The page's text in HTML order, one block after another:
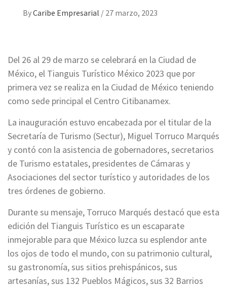
ByCaribe Empresarial / 27 marzo, 2023
Del 26 al 29 de marzo se celebrará en la Ciudad de
México, el Tianguis Turístico México 2023 que por
primera vez se realiza en la Ciudad de México teniendo
como sede principal el Centro Citibanamex.
La inauguración estuvo encabezada por el titular de la
Secretaría de Turismo (Sectur), Miguel Torruco Marqués
y contó con la asistencia de gobernadores, secretarios
de Turismo estatales, presidentes de Cámaras y
Asociaciones del sector turístico y autoridades de los
tres órdenes de gobierno.
Durante su mensaje, Torruco Marqués destacó que esta
edición del Tianguis Turístico es un escaparate
inmejorable para que México luzca su esplendor ante
los ojos de todo el mundo, con su patrimonio cultural,
su gastronomía, sus sitios prehispánicos, sus
artesanías, sus 132 Pueblos Mágicos, sus 32 Barrios